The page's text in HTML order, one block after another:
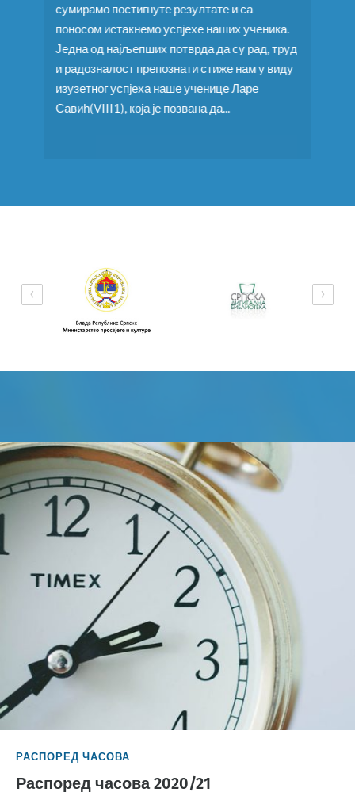
резултате и са
успјехе наших ученика.
потврда да су рад, труд
препознати стиже нам у виду
наше ученице Ларе
је позвана да...
корисној радионици коју је
једна од мајки ученика
Дијана Савић, педагог по
је радионицу која
активности које су
‹ ›
РАСПОРЕД ЧАСОВА
Распоред часова 2020/21